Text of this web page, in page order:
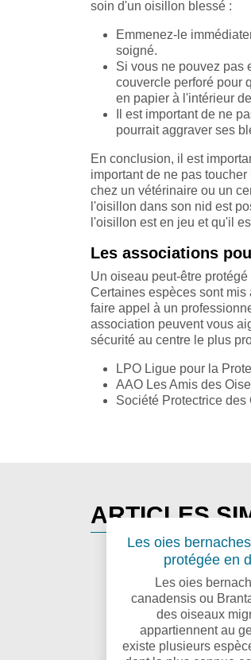
soin d'un oisillon blessé :
Emmenez-le
soigné.
Si vous ne pouvez pas
couvercle perforé pour
en papier à l'intérieur
Il est important de ne
pourrait aggraver ses
En conclusion, il est
important de ne pas
chez un vétérinaire ou un
l'oisillon dans son nid est
l'oisillon est en jeu et qu'il
Les associations
Un oiseau peut-être
Certaines espèces sont
faire appel à un
association peuvent vous
sécurité au centre le plus
LPO Ligue pour la
AAO Les Amis des
Société Protectrice
ARTICLES
Les oies
protégée en
Les oies
canadensis ou
des oiseaux
appartiennent au
existe plusieurs